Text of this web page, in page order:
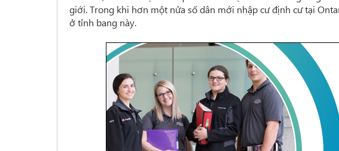
giới. Trong khi hơn một nửa số dân mới nhập cư định cư tại
ở tỉnh bang này.